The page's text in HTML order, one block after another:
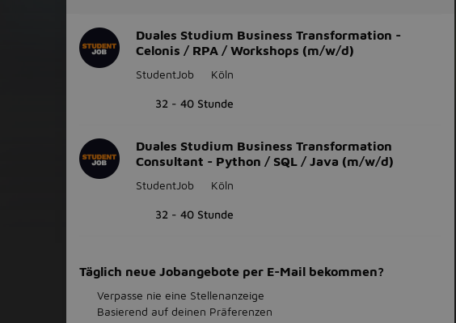
Duales Studium Business Transformation -
Celonis / RPA / Workshops (m/w/d)
StudentJob Köln
32 - 40 Stunde
Duales Studium Business Transformation
Consultant - Python / SQL / Java (m/w/d)
StudentJob Köln
32 - 40 Stunde
Täglich neue Jobangebote per E-Mail bekommen?
Verpasse nie eine Stellenanzeige
Basierend auf deinen Präferenzen